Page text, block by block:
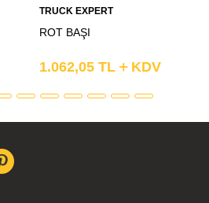
TRUCK EXPERT
ROT BAŞI
1.062,05TL KDV